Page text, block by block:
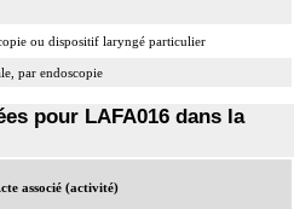
ou dispositif laryngé particulier
par endoscopie
pour LAFA016 dans la
associé (activité)